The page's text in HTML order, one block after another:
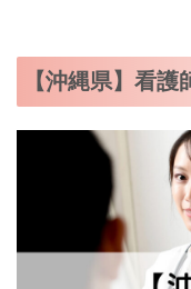
【沖縄県】看護